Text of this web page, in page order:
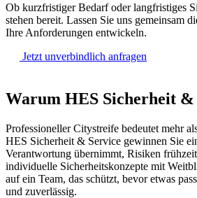
Ob kurzfristiger Bedarf oder langfristiges
stehen bereit. Lassen Sie uns gemeinsam
Ihre Anforderungen entwickeln.
Jetzt unverbindlich anfragen
Warum HES Sicherheit &
Professioneller Citystreife bedeutet mehr
HES Sicherheit & Service gewinnen Sie
Verantwortung übernimmt, Risiken
individuelle Sicherheitskonzepte mit
auf ein Team, das schützt, bevor etwas
und zuverlässig.